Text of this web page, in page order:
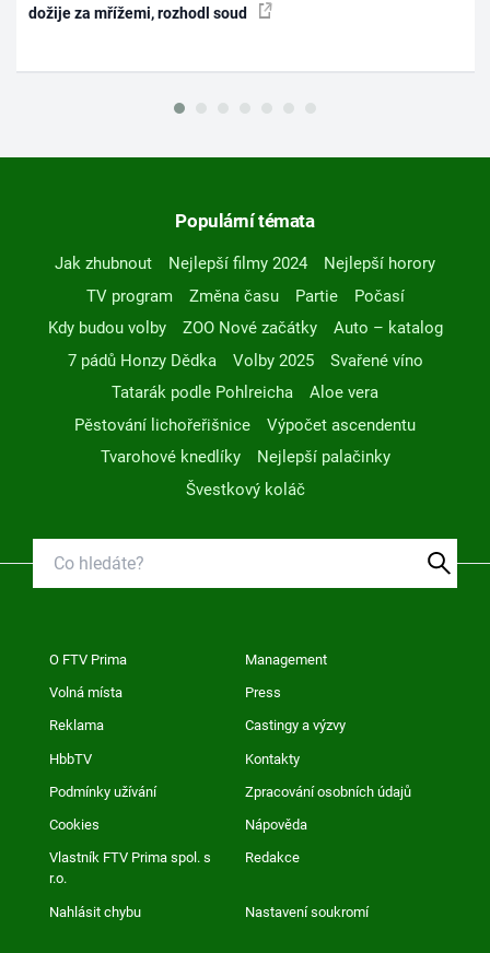
dožije za mřížemi, rozhodl soud
Populární témata
Jak zhubnout Nejlepší filmy 2024
Nejlepší horory
TV program
Změna času Partie
Počasí
Kdy budou volby
ZOO Nové začátky
Auto – katalog
7 pádů Honzy Dědka
Volby 2025
Svařené víno
Tatarák podle Pohlreicha
Aloe vera
Pěstování lichořeřišnice
Výpočet ascendentu
Tvarohové knedlíky
Nejlepší palačinky
Švestkový koláč
O FTV Prima Management
Volná místa Press
Reklama Castingy a výzvy
HbbTV Kontakty
Podmínky užívání Zpracování osobních údajů
Cookies Nápověda
Vlastník FTV Prima spol. s
r.o.
Redakce
Nahlásit chybu Nastavení soukromí